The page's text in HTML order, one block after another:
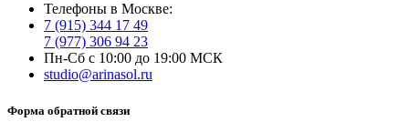
Телефоны в Москве:
7 (915) 344 17 49
7 (977) 306 94 23
Пн-Сб с 10:00 до 19:00 МСК
studio@arinasol.ru
Форма обратной связи